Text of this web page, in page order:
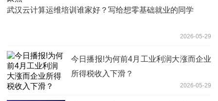
武汉云计算运维培训谁家好？写给想零基础就业的同学
2026-05-29
今日播报!为何前4月工业利润大涨而企业
所得税收入下滑？
2026-05-29